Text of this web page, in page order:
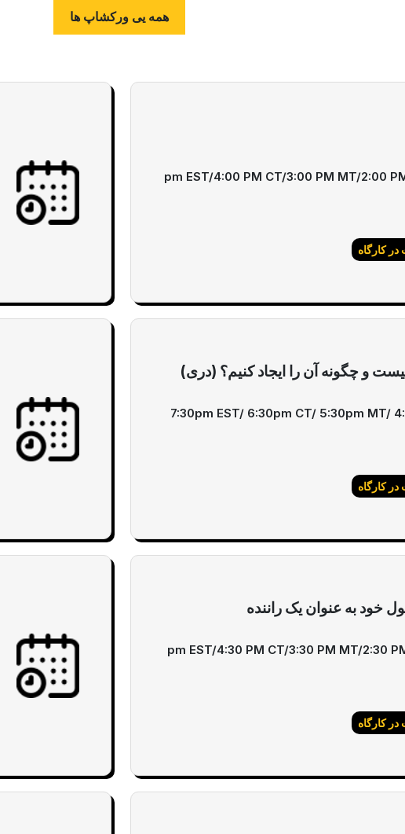
همه یی ورکشاپ ها
کارگاه
و چگونه آن را ایجاد کنیم؟ (دری)
7:30pm EST/ 6:30pm CT/ 5:30pm MT/
کارگاه
خود به عنوان یک راننده
کارگاه